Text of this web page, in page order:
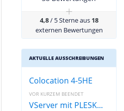
+
4,8/ 5 Sterne aus 18
externen Bewertungen
AKTUELLE AUSSCHREIBUNGEN
Colocation 4-5HE
VOR KURZEM BEENDET
VServer mit PLESK...